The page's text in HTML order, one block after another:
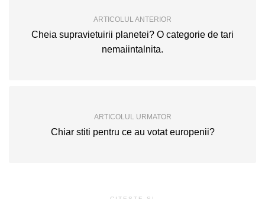
ARTICOLUL ANTERIOR
Cheia supravietuirii planetei? O categorie de tari
nemaiintalnita.
ARTICOLUL URMATOR
Chiar stiti pentru ce au votat europenii?